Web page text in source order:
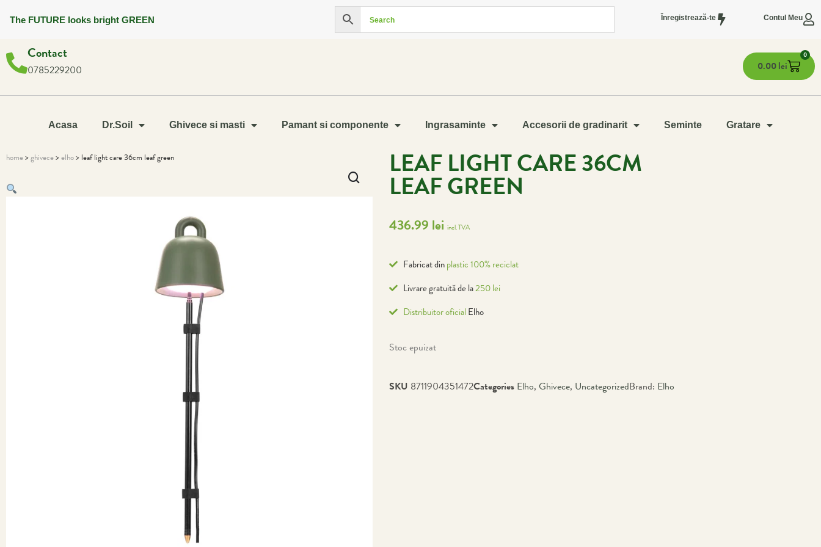
The FUTURE looks bright GREEN Înregistrează-te Contul Meu
Contact
0785229200 0.00lei
0
Acasa Dr.Soil Ghivece si masti Pamant si componente Ingrasaminte Accesorii de gradinarit Seminte Gratare
home>ghivece>elho> leaf light care 36cm leaf green LEAF LIGHT CARE 36CM
LEAF GREEN
436.99 lei incl. TVA
Fabricat dinplastic 100% reciclat
Livrare gratuită de la250 lei
Distribuitor oficial Elho
Stoc epuizat
SKU 8711904351472Categories Elho, Ghivece, UncategorizedBrand: Elho